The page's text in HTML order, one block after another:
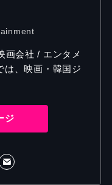
画会社 / エンタメ
は、映画・韓国ジ
ジ